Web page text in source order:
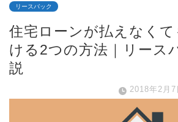
リースバック
住宅ローンが払えなく
ける2つの方法｜リース
説
2018年2月7